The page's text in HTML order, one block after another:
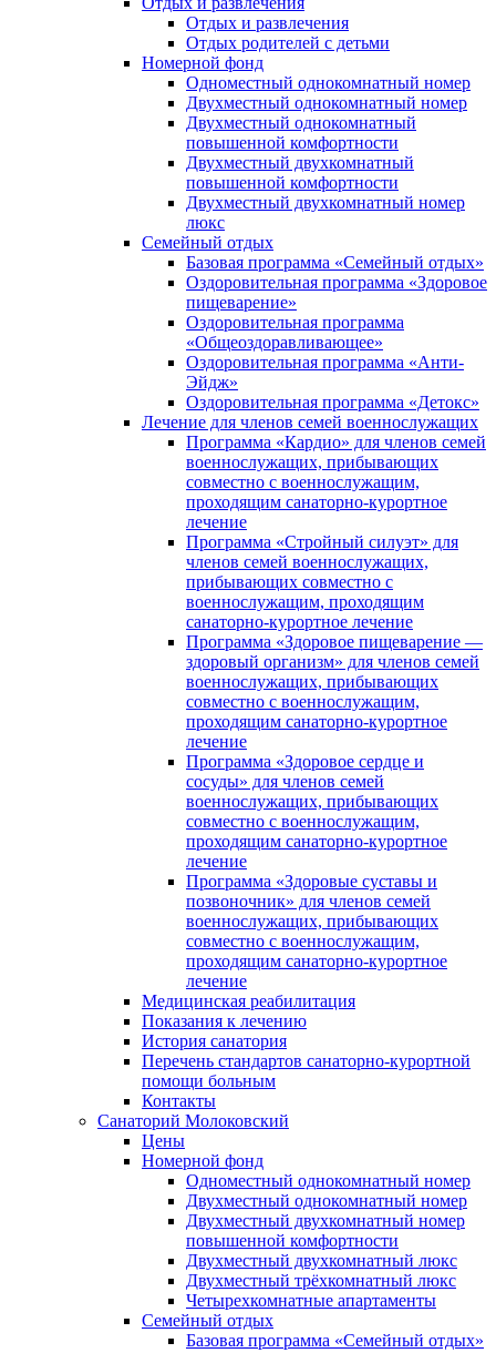
Отдых и развлечения
Отдых родителей с детьми
Номерной фонд
Одноместный однокомнатный номер
Двухместный однокомнатный номер
Двухместный однокомнатный
повышенной комфортности
Двухместный двухкомнатный
повышенной комфортности
Двухместный двухкомнатный номер
люкс
Семейный отдых
Базовая программа «Семейный отдых»
Оздоровительная программа «Здоровое
пищеварение»
Оздоровительная программа
«Общеоздоравливающее»
Оздоровительная программа «Анти-
Эйдж»
Оздоровительная программа «Детокс»
Лечение для членов семей военнослужащих
Программа «Кардио» для членов семей
военнослужащих, прибывающих
совместно с военнослужащим,
проходящим санаторно-курортное
лечение
Программа «Стройный силуэт» для
членов семей военнослужащих,
прибывающих совместно с
военнослужащим, проходящим
санаторно-курортное лечение
Программа «Здоровое пищеварение —
здоровый организм» для членов семей
военнослужащих, прибывающих
совместно с военнослужащим,
проходящим санаторно-курортное
лечение
Программа «Здоровое сердце и
сосуды» для членов семей
военнослужащих, прибывающих
совместно с военнослужащим,
проходящим санаторно-курортное
лечение
Программа «Здоровые суставы и
позвоночник» для членов семей
военнослужащих, прибывающих
совместно с военнослужащим,
проходящим санаторно-курортное
лечение
Медицинская реабилитация
Показания к лечению
История санатория
Перечень стандартов санаторно-курортной
помощи больным
Контакты
Санаторий Молоковский
Цены
Номерной фонд
Одноместный однокомнатный номер
Двухместный однокомнатный номер
Двухместный двухкомнатный номер
повышенной комфортности
Двухместный двухкомнатный люкс
Двухместный трёхкомнатный люкс
Четырехкомнатные апартаменты
Семейный отдых
Базовая программа «Семейный отдых»